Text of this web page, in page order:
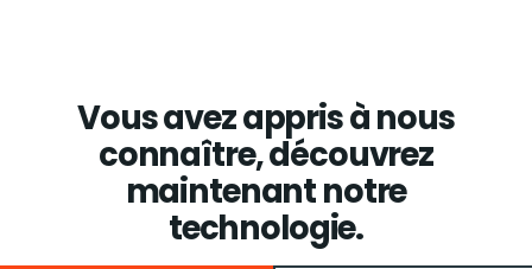
Vous avez appris à nous
connaître, découvrez
maintenantnotre
technologie.